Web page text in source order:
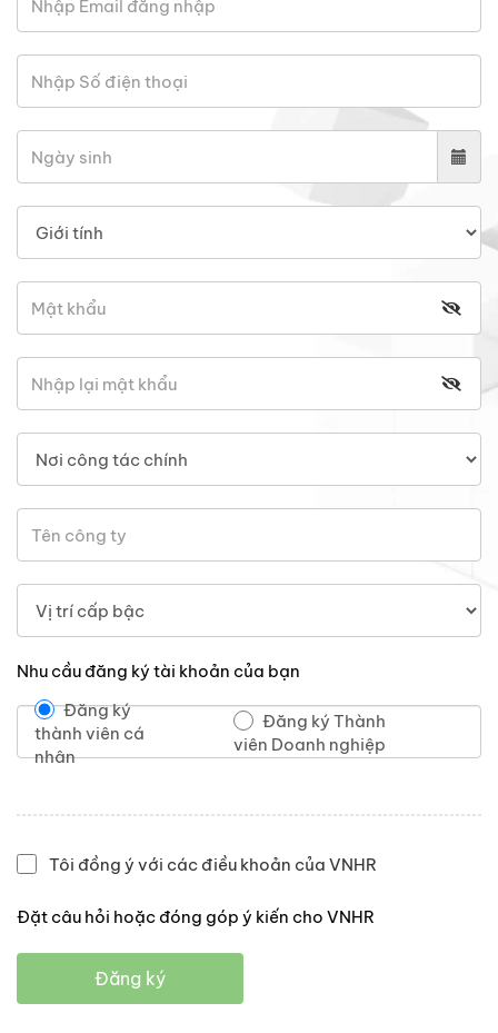
Nhu cầu đăng ký tài khoản của bạn
Đăng ký
thành viên cá
nhân
Đăng ký Thành
viên Doanh nghiệp
Tôi đồng ý với các điều khoản của VNHR
Đặt câu hỏi hoặc đóng góp ý kiến cho VNHR
Đăng ký